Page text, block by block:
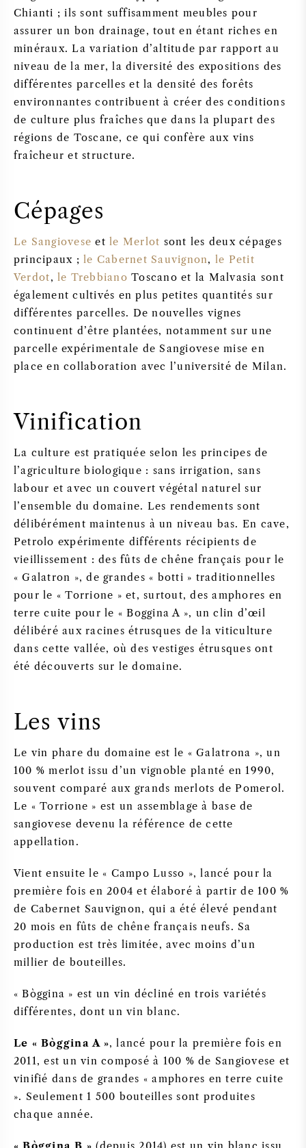
Chianti ; ils sont suffisamment meubles pour
assurer un bon drainage, tout en étant riches en
minéraux. La variation d’altitude par rapport au
niveau de la mer, la diversité des expositions des
différentes parcelles et la densité des forêts
environnantes contribuent à créer des conditions
de culture plus fraîches que dans la plupart des
régions de Toscane, ce qui confère aux vins
fraîcheur et structure.
Cépages
Le Sangiovese etle Merlot sont les deux cépages
principaux ;le Cabernet Sauvignon, le Petit
Verdot, le Trebbiano Toscano et la Malvasia sont
également cultivés en plus petites quantités sur
différentes parcelles. De nouvelles vignes
continuent d’être plantées, notamment sur une
parcelle expérimentale de Sangiovese mise en
place en collaboration avec l’université de Milan.
Vinification
La culture est pratiquée selon les principes de
l’agriculture biologique : sans irrigation, sans
labour et avec un couvert végétal naturel sur
l’ensemble du domaine. Les rendements sont
délibérément maintenus à un niveau bas. En cave,
Petrolo expérimente différents récipients de
vieillissement : des fûts de chêne français pour le
« Galatron », de grandes « botti » traditionnelles
pour le « Torrione » et, surtout, des amphores en
terre cuite pour le « Boggina A », un clin d’œil
délibéré aux racines étrusques de la viticulture
dans cette vallée, où des vestiges étrusques ont
été découverts sur le domaine.
Les vins
Le vin phare du domaine est le « Galatrona », un
100 % merlot issu d’un vignoble planté en 1990,
souvent comparé aux grands merlots de Pomerol.
Le « Torrione » est un assemblage à base de
sangiovese devenu la référence de cette
appellation.
Vient ensuite le « Campo Lusso », lancé pour la
première fois en 2004 et élaboré à partir de 100 %
de Cabernet Sauvignon, qui a été élevé pendant
20 mois en fûts de chêne français neufs. Sa
production est très limitée, avec moins d’un
millier de bouteilles.
« Bòggina » est un vin décliné en trois variétés
différentes, dont un vin blanc.
Le « Bòggina A », lancé pour la première fois en
2011, est un vin composé à 100 % de Sangiovese et
vinifié dans de grandes « amphores en terre cuite
». Seulement 1 500 bouteilles sont produites
chaque année.